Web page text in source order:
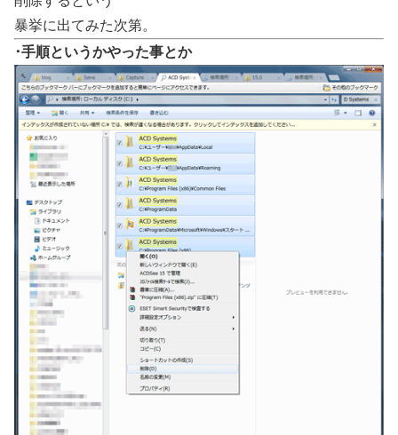
暴挙に出てみた次第。
･手順というかやった事とか